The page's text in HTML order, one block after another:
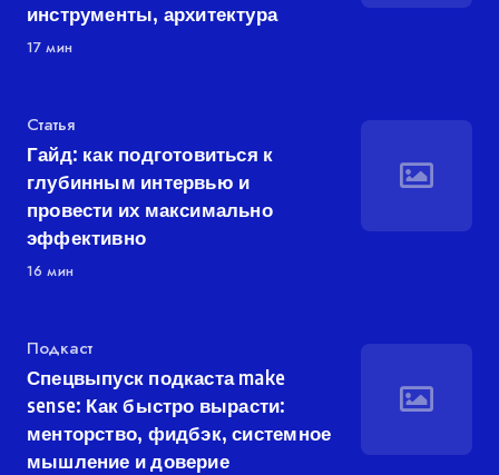
инструменты, архитектура
17 мин
Категория
Статья
Гайд: как подготовиться к
глубинным интервью и
провести их максимально
эффективно
16 мин
Категория
Подкаст
Спецвыпуск подкаста make
sense: Как быстро вырасти:
менторство, фидбэк, системное
мышление и доверие